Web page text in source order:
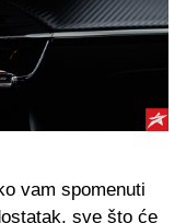
vam spomenuti
sve što će